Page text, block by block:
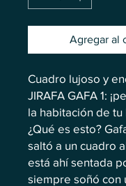
Agregar al
Cuadro lujoso y
JIRAFA GAFA 1:
la habitación de tu
¿Qué es esto?
saltó a un cuadro
está ahí sentada
siempre soñó con